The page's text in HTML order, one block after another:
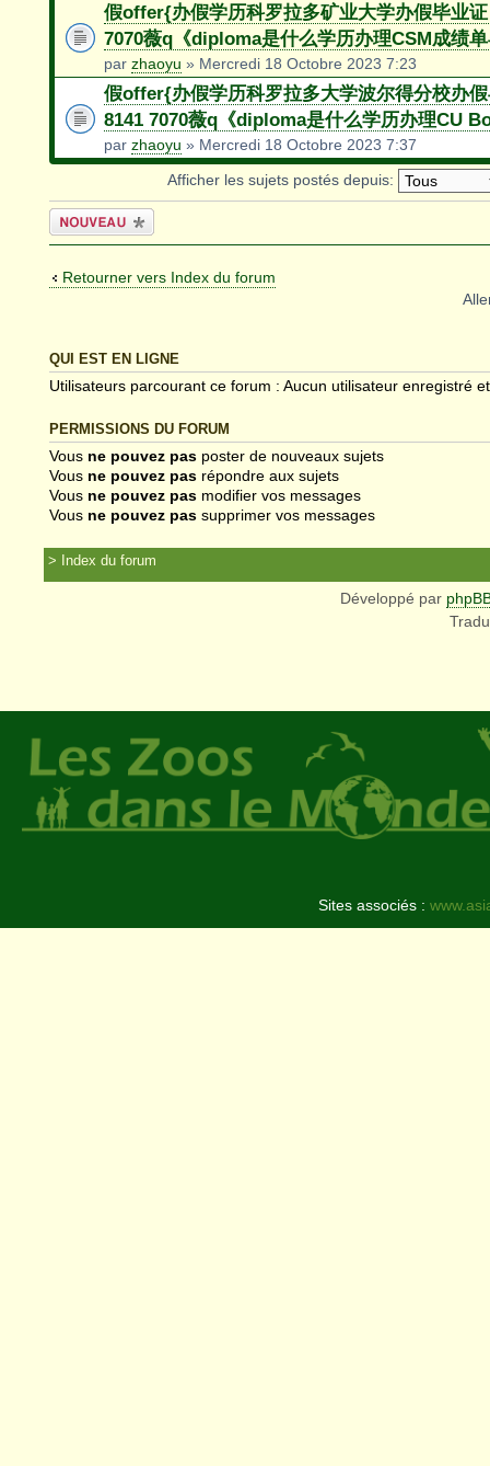
假offer{办假学历科罗拉多矿业大学办假毕业证
7070薇q《diploma是什么学历办理CSM成绩
par zhaoyu » Mercredi 18 Octobre 2023 7:23
假offer{办假学历科罗拉多大学波尔得分校办
8141 7070薇q《diploma是什么学历办理CU
par zhaoyu » Mercredi 18 Octobre 2023 7:37
Afficher les sujets postés depuis:
Écrire un
nouveau sujet
Retourner vers Index du forum
QUI EST EN LIGNE
Utilisateurs parcourant ce forum : Aucun utilisateur enregistré
PERMISSIONS DU FORUM
Vous ne pouvez pas poster de nouveaux sujets
Vous ne pouvez pas répondre aux sujets
Vous ne pouvez pas modifier vos messages
Vous ne pouvez pas supprimer vos messages
Index du forum
Développé par
Sites associés :